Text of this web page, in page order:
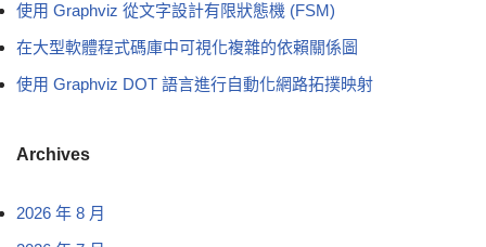
使用 Graphviz 從文字設計有限狀態機 (FSM)
在大型軟體程式碼庫中可視化複雜的依賴關係圖
使用 Graphviz DOT 語言進行自動化網路拓撲映射
Archives
2026 年 8 月